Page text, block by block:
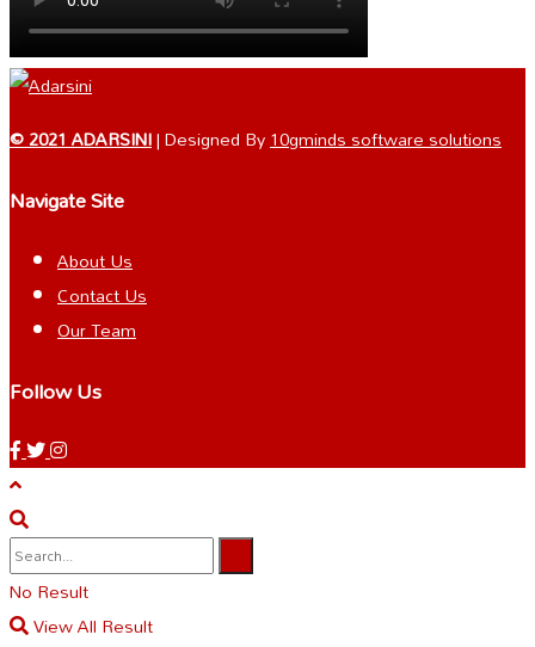
© 2021 ADARSINI| Designed By10gminds software solutions
Navigate Site
About Us
Contact Us
Our Team
Follow Us
No Result
View All Result